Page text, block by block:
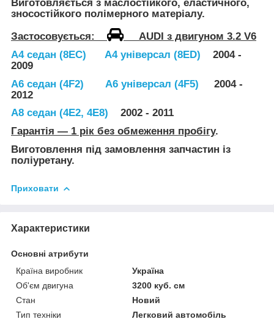
Виготовляється з маслостійкого, еластичного,
зносостійкого полімерного матеріалу.
Застосовується:
AUDI з двигуном 3.2 V6
A4 седан (8EC)
A4 універсал (8ED) 2004 -
2009
A6 седан (4F2)
A6 універсал (4F5) 2004 -
2012
A8 седан (4E2, 4E8) 2002 - 2011
Гарантія — 1 рік без обмеження пробігу.
Виготовлення під замовлення запчастин із
поліуретану.
Приховати
Характеристики
Основні атрибути
Країна виробник
Україна
Об'єм двигуна
3200 куб. см
Стан
Новий
Тип техніки
Легковий автомобіль